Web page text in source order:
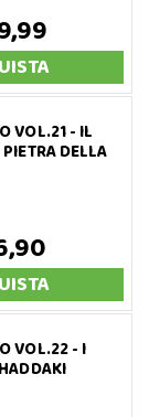
VOL.21 - IL
DELLA
VOL.22 - I